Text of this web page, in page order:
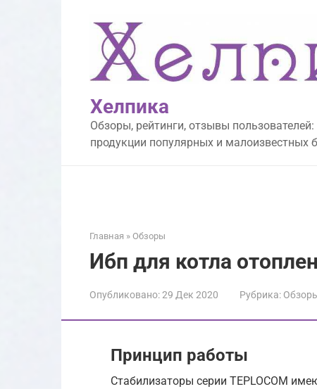
Хелпика
Обзоры, рейтинги, отзывы
продукции популярных и малоизвестных
Главная » Обзоры
Ибп для котла
Опубликовано:29 Дек 2020 Рубрика:
Принцип работы
Стабилизаторы серии TEPLOCOM